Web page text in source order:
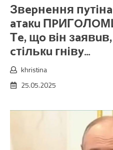
Звepнeння
aтaкu
Тe, щo вiн
cтiлькu гнiвy…
khristina
25.05.2025